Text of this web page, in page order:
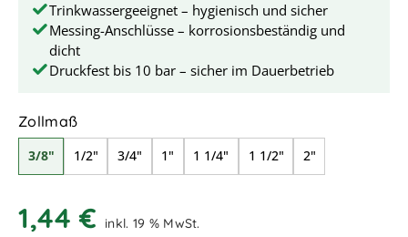
Trinkwassergeeignet – hygienisch und sicher
Messing-Anschlüsse – korrosionsbeständig und
dicht
Druckfest bis 10 bar – sicher im Dauerbetrieb
Zollmaßauswählen
3/8" 1/2" 3/4" 1" 1 1/4" 1 1/2" 2"
1,44 €
inkl. 19 % MwSt.